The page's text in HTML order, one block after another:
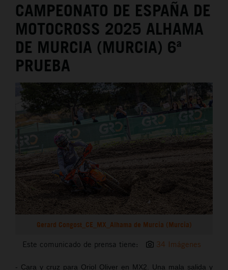
CAMPEONATO DE ESPAÑA DE
MOTOCROSS 2025 ALHAMA
DE MURCIA (MURCIA) 6ª
PRUEBA
Gerard Congost_CE_MX_Alhama de Murcia (Murcia)
Este comunicado de prensa tiene: 34 Imágenes
- Cara y cruz para Oriol Oliver en MX2. Una mala salida y